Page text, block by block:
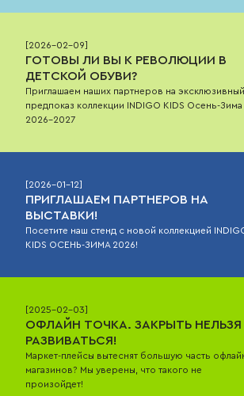
[2026-02-09]
ГОТОВЫ ЛИ ВЫ К РЕВОЛЮЦИИ В
ДЕТСКОЙ ОБУВИ?
Приглашаем наших партнеров на эксклюзивный
предпоказ коллекции INDIGO KIDS Осень-Зима
2026-2027
[2026-01-12]
ПРИГЛАШАЕМ ПАРТНЕРОВ НА
ВЫСТАВКИ!
Посетите наш стенд с новой коллекцией
KIDS ОСЕНЬ-ЗИМА 2026!
[2025-02-03]
ОФЛАЙН ТОЧКА. ЗАКРЫТЬ НЕЛЬЗЯ
РАЗВИВАТЬСЯ!
Маркет-плейсы вытеснят большую часть
магазинов? Мы уверены, что такого не
произойдет!